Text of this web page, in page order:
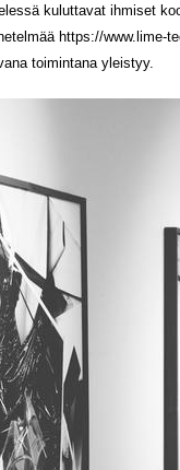
kuluttavat ihmiset
https://
toimintana yleistyy.